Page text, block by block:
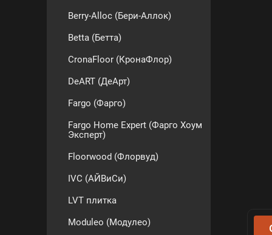
Berry-Alloc (Бери-Аллок)
Betta (Бетта)
CronaFloor (КронаФлор)
DeART (ДеАрт)
Fargo (Фарго)
Fargo Home Expert (Фарго Хоум
Эксперт)
Floorwood (Флорвуд)
IVC (АЙВиСи)
LVT плитка
Moduleo (Модулео)